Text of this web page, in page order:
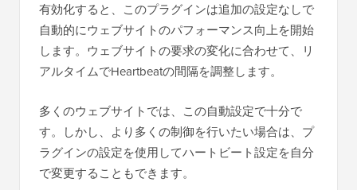
有効化すると、このプラグインは追加の設定なしで
自動的にウェブサイトのパフォーマンス向上を開始
します。ウェブサイトの要求の変化に合わせて、リ
アルタイムでHeartbeatの間隔を調整します。
多くのウェブサイトでは、この自動設定で十分で
す。しかし、より多くの制御を行いたい場合は、プ
ラグインの設定を使用してハートビート設定を自分
で変更することもできます。